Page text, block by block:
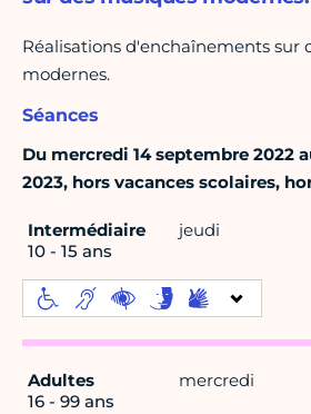
Réalisations d'enchaînements sur
modernes.
Séances
Du mercredi 14 septembre 2022
2023, hors vacances scolaires,
Intermédiaire
10 - 15 ans
jeudi
Adultes
16 - 99 ans
mercredi